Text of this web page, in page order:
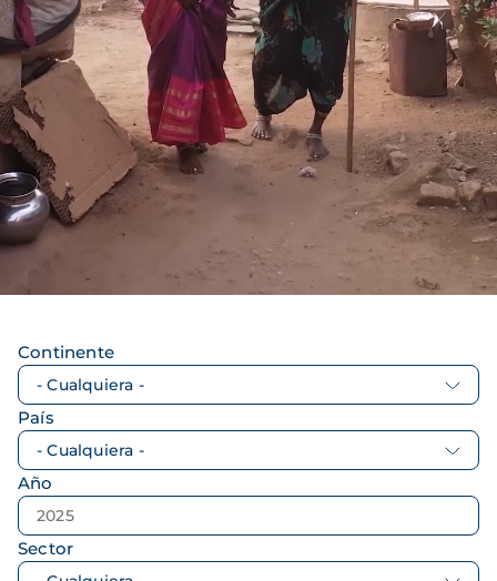
Continente
País
Año
Sector